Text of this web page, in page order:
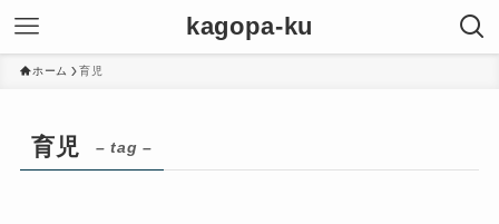
kagopa-ku
ホーム 育児
育児 – tag –